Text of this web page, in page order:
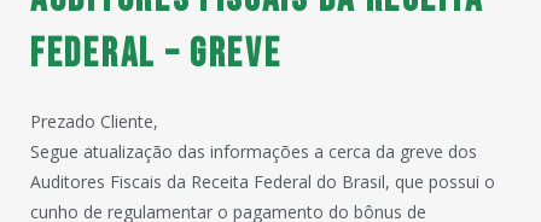
Federal – Greve
Prezado Cliente,
Segue atualização das informações a cerca da greve dos
Auditores Fiscais da Receita Federal do Brasil, que possui o
cunho de regulamentar o pagamento do bônus de